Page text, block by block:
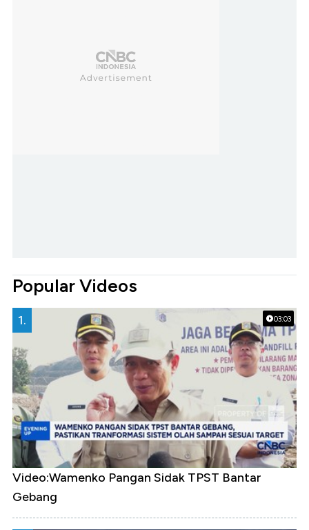
Popular Videos
03:03
1.
Video:Wamenko Pangan Sidak TPST Bantar
Gebang